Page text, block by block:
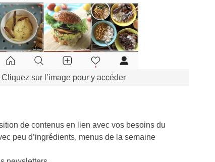
Cliquez sur l’image pour y accéder
de contenus en lien avec vos besoins du
peu d’ingrédients, menus de la semaine